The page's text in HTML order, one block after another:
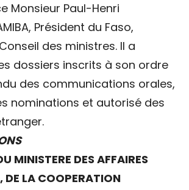
Monsieur Paul-Henri
Président du Faso,
des ministres. Il a
dossiers inscrits à son ordre
des communications orales,
nominations et autorisé des
MINISTERE DES AFFAIRES
DE LA COOPERATION